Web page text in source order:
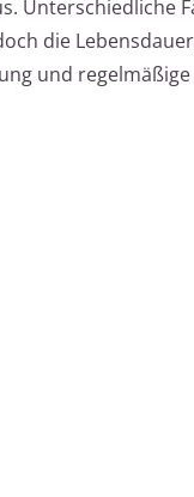
Unterschiedliche
die
und regelmäßige